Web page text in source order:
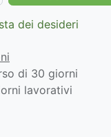
dei desideri
di 30 giorni
lavorativi